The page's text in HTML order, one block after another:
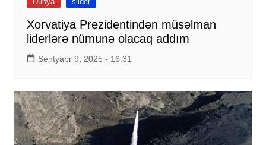
Xorvatiya Prezidentindən müsəlman
liderlərə nümunə olacaq addım
Sentyabr 9, 2025 - 16:31